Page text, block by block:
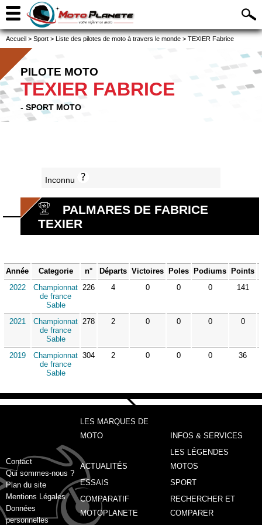
Accueil > Sport > Liste des pilotes de moto à travers le monde > TEXIER Fabrice
PILOTE MOTO
TEXIER FABRICE
- SPORT MOTO
Inconnu
PALMARES DE FABRICE
TEXIER
Année Categorie n° Départs Victoires Poles Podiums Points
2022
Championnat
de france
Sable
226 4 0 0 0 141
2021
Championnat
de france
Sable
278 2 0 0 0 0
2019
Championnat
de france
Sable
304 2 0 0 0 36
Contact
Qui sommes-nous ?
Plan du site
Mentions Légales
Données
personnelles
LES MARQUES DE
MOTO
INFOS & SERVICES
ACTUALITÉS
LES LÉGENDES
MOTOS
ESSAIS
SPORT
COMPARATIF
MOTOPLANETE
RECHERCHER ET
COMPARER